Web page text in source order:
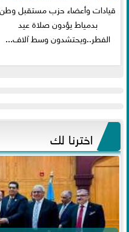
قيادات وأعضاء حزب مستقبل وطن
بدمياط يؤدون صلاة عيد
الفطر..ويحتشدون وسط آلاف...
اخترنا لك